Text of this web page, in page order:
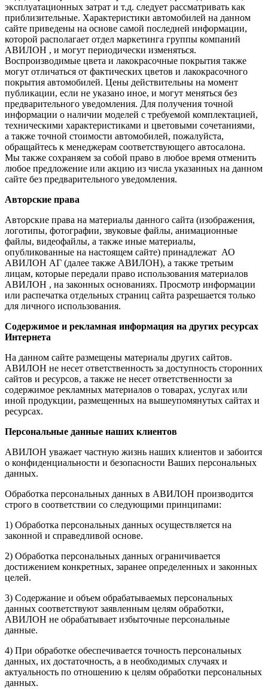
эксплуатационных затрат и т.д. следует рассматривать как
приблизительные. Характеристики автомобилей на данном
сайте приведены на основе самой последней информации,
которой располагает отдел маркетинга группы компаний
АВИЛОН , и могут периодически изменяться.
Воспроизводимые цвета и лакокрасочные покрытия также
могут отличаться от фактических цветов и лакокрасочного
покрытия автомобилей. Цены действительны на момент
публикации, если не указано иное, и могут меняться без
предварительного уведомления. Для получения точной
информации о наличии моделей с требуемой комплектацией,
техническими характеристиками и цветовыми сочетаниями,
а также точной стоимости автомобилей, пожалуйста,
обращайтесь к менеджерам соответствующего автосалона.
Мы также сохраняем за собой право в любое время отменить
любое предложение или акцию из числа указанных на данном
сайте без предварительного уведомления.
Авторские права
Авторские права на материалы данного сайта (изображения,
логотипы, фотографии, звуковые файлы, анимационные
файлы, видеофайлы, а также иные материалы,
опубликованные на настоящем сайте) принадлежат АО
АВИЛОН АГ (далее также АВИЛОН), а также третьим
лицам, которые передали право использования материалов
АВИЛОН , на законных основаниях. Просмотр информации
или распечатка отдельных страниц сайта разрешается только
для личного использования.
Содержимое и рекламная информация на других ресурсах
Интернета
На данном сайте размещены материалы других сайтов.
АВИЛОН не несет ответственность за доступность сторонних
сайтов и ресурсов, а также не несет ответственности за
содержимое рекламных материалов о товарах, услугах или
иной продукции, размещенных на вышеупомянутых сайтах и
ресурсах.
Персональные данные наших клиентов
АВИЛОН уважает частную жизнь наших клиентов и забоится
о конфиденциальности и безопасности Ваших персональных
данных.
Обработка персональных данных в АВИЛОН производится
строго в соответствии со следующими принципами:
1) Обработка персональных данных осуществляется на
законной и справедливой основе.
2) Обработка персональных данных ограничивается
достижением конкретных, заранее определенных и законных
целей.
3) Содержание и объем обрабатываемых персональных
данных соответствуют заявленным целям обработки,
АВИЛОН не обрабатывает избыточные персональные
данные.
4) При обработке обеспечивается точность персональных
данных, их достаточность, а в необходимых случаях и
актуальность по отношению к целям обработки персональных
данных.